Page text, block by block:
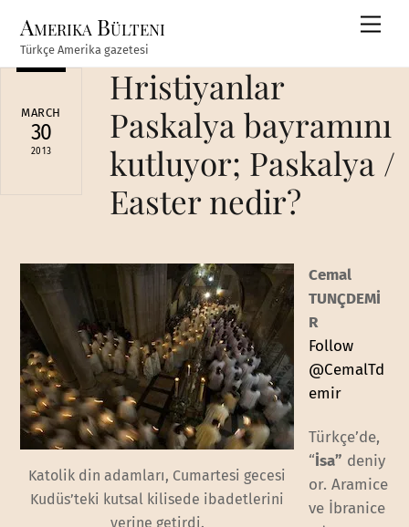
content
Amerika Bülteni
Türkçe Amerika gazetesi
MARCH
30
2013
Hristiyanlar
Paskalya bayramını
kutluyor; Paskalya /
Easter nedir?
Katolik din adamları, Cumartesi gecesi
Kudüs’teki kutsal kilisede ibadetlerini
yerine getirdi.
Cemal
TUNÇDEMİ
R
Follow
@CemalTd
emir
Türkçe’de,
“İsa” deniy
or. Aramice
ve İbranice